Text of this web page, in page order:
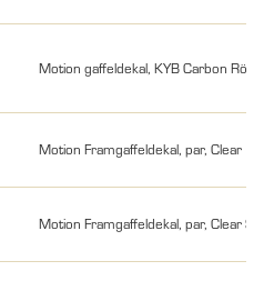
Motion gaffeldekal, KYB Carbon Röd/
Motion Framgaffeldekal, par, Clear
Motion Framgaffeldekal, par, Clear